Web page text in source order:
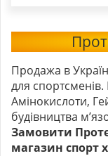
Продажа в
для
Амінокислоти,
будівництва
Замовити
магазин спорт